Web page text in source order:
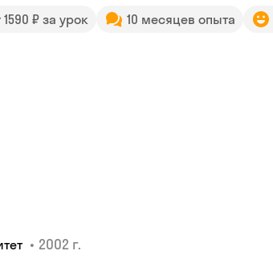
1590 ₽ за урок 10 месяцев опыта
• 2002 г.